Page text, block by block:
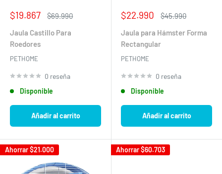
Precio
venta
$19.867
Precio
$69.990
Jaula Castillo Para
Roedores
PETHOME
0 reseña
Disponible
Añadir al carrito
Precio
venta
$22.990
Precio
$45.990
Jaula para Hámster Forma
Rectangular
PETHOME
0 reseña
Disponible
Añadir al carrito
Ahorrar$21.000 Ahorrar$60.703